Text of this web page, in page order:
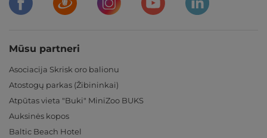
Mūsu partneri
Asociacija Skrisk oro balionu
Atostogų parkas (Žibininkai)
Atpūtas vieta "Buki" MiniZoo BUKS
Auksinės kopos
Baltic Beach Hotel